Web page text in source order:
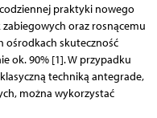
praktyki nowego
oraz rosnącemu
ośrodkach skuteczność
ok. 90% [1]. W przypadku
techniką antegrade,
można wykorzystać